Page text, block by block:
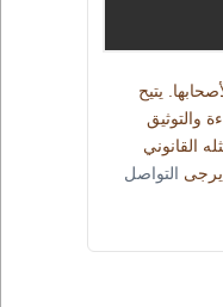
يتيح
والتوثيق
القانوني
التواصل